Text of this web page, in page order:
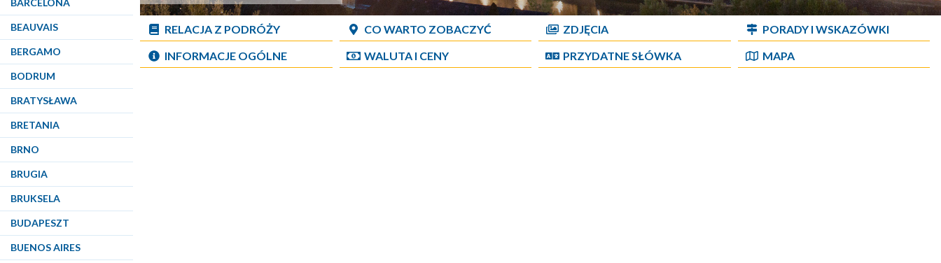
BARCELONA
BEAUVAIS
BERGAMO
BODRUM
BRATYSŁAWA
BRETANIA
BRNO
BRUGIA
BRUKSELA
BUDAPESZT
BUENOS AIRES
RELACJA Z PODRÓŻY CO WARTO ZOBACZYĆ ZDJĘCIA
PORADY I WSKAZÓWKI
INFORMACJE OGÓLNE
WALUTA I CENY PRZYDATNE SŁÓWKA MAPA